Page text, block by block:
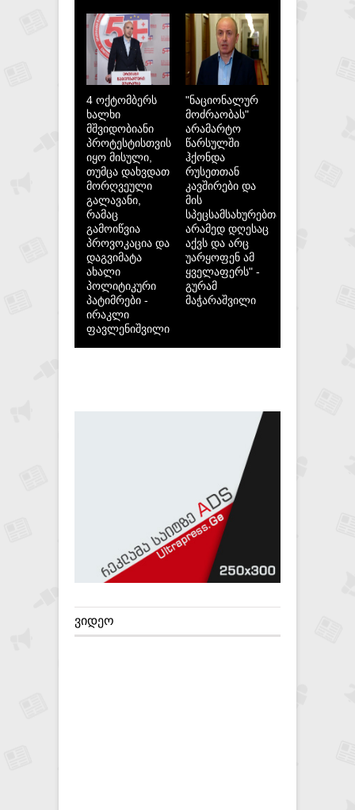
4 ოქტომბერს
ხალხი
მშვიდობიანი
პროტესტისთვის
იყო მისული,
თუმცა დახვდათ
მორღვეული
გალავანი,
რამაც
გამოიწვია
პროვოკაცია და
დაგვიმატა
ახალი
პოლიტიკური
პატიმრები -
ირაკლი
ფავლენიშვილი
"ნაციონალურ
მოძრაობას"
არამარტო
წარსულში
ჰქონდა
რუსეთთან
კავშირები და
მის
სპეცსამსახურებთან,
არამედ დღესაც
აქვს და არც
უარყოფენ ამ
ყველაფერს" -
გურამ
მაჭარაშვილი
ᲕᲘᲓᲔᲝ